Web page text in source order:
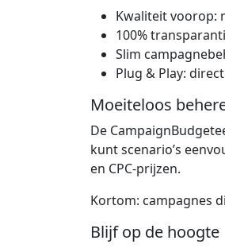
Kwaliteit voorop:
100%
Slim
Plug & Play:
Moeiteloos
De
kunt scenario’s
en CPC-prijzen.
Kortom: campagnes
Blijf op de hoogte